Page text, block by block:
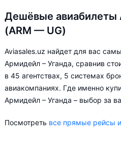
Дешёвые авиабилеты
(ARM — UG)
Aviasales.uz найдет для вас
Армидейл – Уганда, сравнив
в 45 агентствах, 5 системах
авиакомпаниях. Где именно
Армидейл – Уганда – выбор за
Посмотреть все прямые рейсы